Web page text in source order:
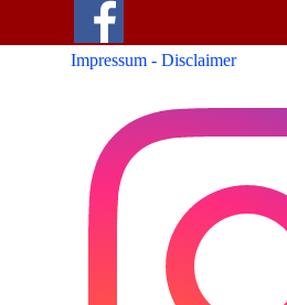
Impressum - Disclaimer